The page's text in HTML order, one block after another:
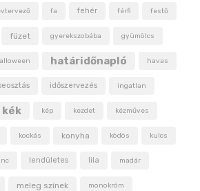
fa fehér férfi festő
füzet gyerekszobába gyümölcs
határidőnapló havas
időszervezés ingatlan
kék kép kezdet kézműves
kockás konyha ködös kulcs
lendületes lila madár
meleg színek monokróm